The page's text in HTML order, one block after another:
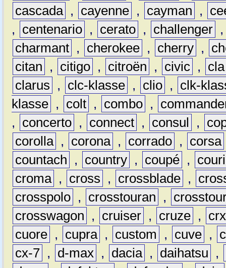
cascada , cayenne , cayman ,
,
centenario , cerato , challenger
charmant , cherokee , cherry ,
citan
, citigo , citroën , civic ,
cla
clarus
, clc-klasse , clio ,
clk-
klasse , colt , combo ,
,
concerto , connect , consul ,
corolla , corona , corrado , corsa
countach
, country , coupé ,
croma , cross , crossblade ,
crosspolo , crosstouran ,
crosswagon
, cruiser , cruze ,
crx
cuore , cupra , custom , cuve ,
cx-7 , d-max , dacia , daihatsu
,